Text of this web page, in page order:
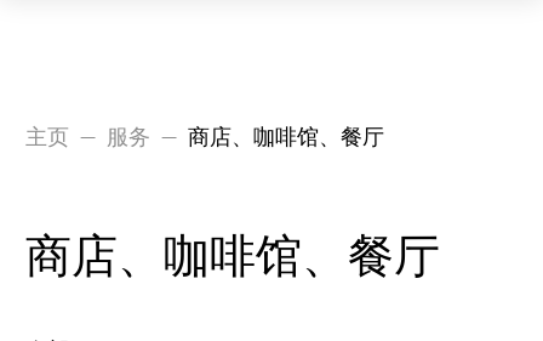
航班
到达
主页 服务 商店、咖啡馆、餐厅
商店、咖啡馆、餐厅